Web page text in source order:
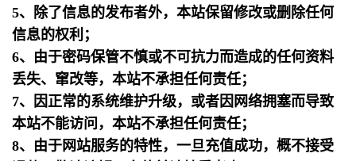
5、除了信息的发布者外，本站保留修改或删除任何
信息的权利；
6、由于密码保管不慎或不可抗力而造成的任何资料
丢失、窜改等，本站不承担任何责任；
7、因正常的系统维护升级，或者因网络拥塞而导致
本站不能访问，本站不承担任何责任；
8、由于网站服务的特性，一旦充值成功，概不接受